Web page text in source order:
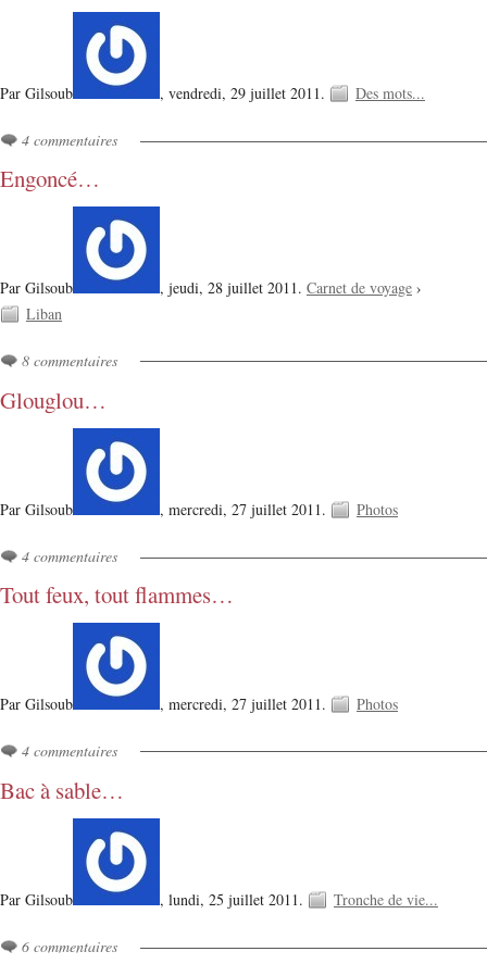
Par Gilsoub , vendredi, 29 juillet 2011. Des mots...
4 commentaires
Engoncé…
Par Gilsoub , jeudi, 28 juillet 2011. Carnet de voyage ›
Liban
8 commentaires
Glouglou…
Par Gilsoub , mercredi, 27 juillet 2011. Photos
4 commentaires
Tout feux, tout flammes…
Par Gilsoub , mercredi, 27 juillet 2011. Photos
4 commentaires
Bac à sable…
Par Gilsoub , lundi, 25 juillet 2011. Tronche de vie...
6 commentaires